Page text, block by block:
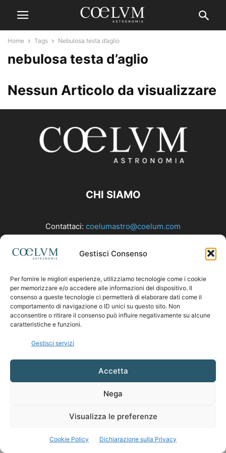
Gestisci Consenso
Per fornire le migliori esperienze, utilizziamo tecnologie come i cookie
per memorizzare e/o accedere alle informazioni del dispositivo. Il
consenso a queste tecnologie ci permetterà di elaborare dati come il
comportamento di navigazione o ID unici su questo sito. Non
acconsentire o ritirare il consenso può influire negativamente su alcune
caratteristiche e funzioni.
Gestisci servizi
Accetta
Nega
Visualizza le preferenze
Cookie Policy Dichiarazione sulla Privacy
Home Tags Nebulosa testa d’aglio
nebulosa testa d’aglio
Nessun Articolo da visualizzare
CHI SIAMO
Contattaci: coelumastro@coelum.com
SEGUICI